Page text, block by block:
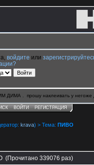
войдите или
ДИМА . прошу наклеивать у негоже
ВОЙТИ РЕГИСТРАЦИЯ
krava) > Тема: ПИВО
(Прочитано 339076 раз)